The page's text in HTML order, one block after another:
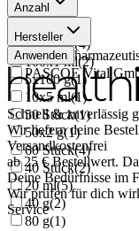
Anzahl
35 )
90 Stück(4)
100x1 ml(2)
5x100 g(1)
10x5 ml(1)
50 Stück(1)
50x2 g(1)
60 Stück(4)
40 Stück(2)
20 ml(5)
40 g(2)
80 g(1)
Hersteller
Pascoe
PASCOE Vital
Anwenden
Schnell & zuverlässig
Wir liefern deine
Versandkostenfrei
ab25 €Bestellwert.
Deine Bedürfnisse im
Wir prüfen für dich
Service